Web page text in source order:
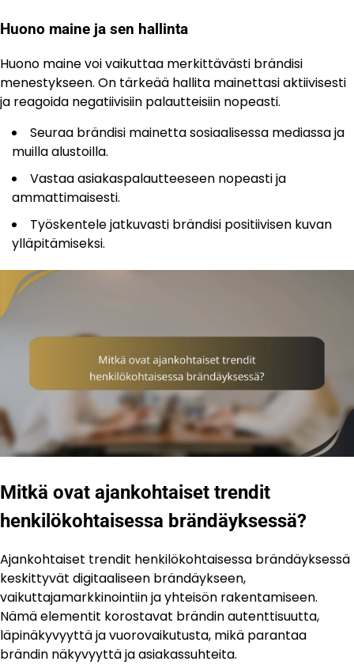
Huono maine ja sen hallinta
Huono maine voi vaikuttaa merkittävästi brändisi
menestykseen. On tärkeää hallita mainettasi aktiivisesti
ja reagoida negatiivisiin palautteisiin nopeasti.
Seuraa brändisi mainetta sosiaalisessa mediassa ja
muilla alustoilla.
Vastaa asiakaspalautteeseen nopeasti ja
ammattimaisesti.
Työskentele jatkuvasti brändisi positiivisen kuvan
ylläpitämiseksi.
Mitkä ovat ajankohtaiset trendit
henkilökohtaisessa brändäyksessä?
Ajankohtaiset trendit henkilökohtaisessa brändäyksessä
keskittyvät digitaaliseen brändäykseen,
vaikuttajamarkkinointiin ja yhteisön rakentamiseen.
Nämä elementit korostavat brändin autenttisuutta,
läpinäkyvyyttä ja vuorovaikutusta, mikä parantaa
brändin näkyvyyttä ja asiakassuhteita.